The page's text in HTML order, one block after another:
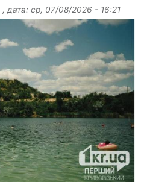
, дата: ср, 07/08/2026 - 16:21